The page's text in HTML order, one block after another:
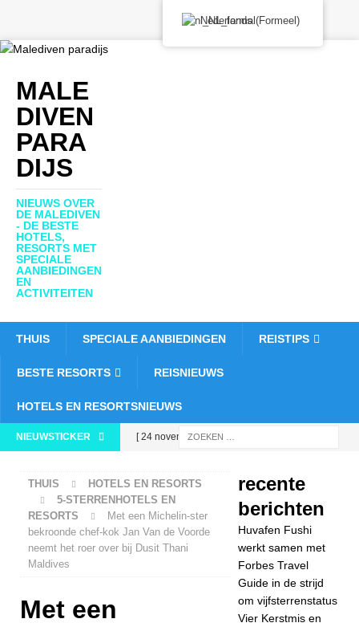
MALE
DIVEN
PARA
DIJS
NIEUWS OVER
DE MALEDIVEN
- DE BESTE
HOTELS,
RESORTS MET
SPECIALE
AANBIEDINGEN
EN
ACTIVITEITEN
THUIS SPECIALE AANBIEDINGEN REISTIPS
BESTE RESORTS REISNIEUWS
HOTELS EN RESORTSNIEUWS
NIEUWSTICKER [ 24 november
Nieuwjaar bij
Vakkaru Maldives
THUIS
HOTELS EN RESORTS
5-STERRENHOTELS EN
RESORTS
Met een Michelin-ster
bekroonde chef-kok Jan Van de Voorde
neemt het roer over bij Dusit Thani
Maldives
Met een
recente
berichten
Huvafen Fushi
werkt samen met
Forbes Travel
Guide in de strijd
om vijfsterrenstatus
Vier Kerstmis en
Nederlands (Formeel)